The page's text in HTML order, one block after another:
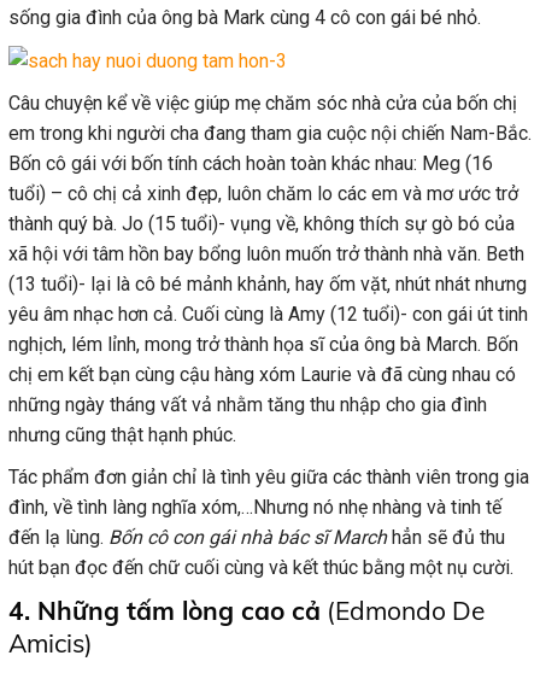
sống gia đình của ông bà Mark cùng 4 cô con gái bé nhỏ.
Câu chuyện kể về việc giúp mẹ chăm sóc nhà cửa của bốn chị
em trong khi người cha đang tham gia cuộc nội chiến Nam-Bắc.
Bốn cô gái với bốn tính cách hoàn toàn khác nhau: Meg (16
tuổi) – cô chị cả xinh đẹp, luôn chăm lo các em và mơ ước trở
thành quý bà. Jo (15 tuổi)- vụng về, không thích sự gò bó của
xã hội với tâm hồn bay bổng luôn muốn trở thành nhà văn. Beth
(13 tuổi)- lại là cô bé mảnh khảnh, hay ốm vặt, nhút nhát nhưng
yêu âm nhạc hơn cả. Cuối cùng là Amy (12 tuổi)- con gái út tinh
nghịch, lém lỉnh, mong trở thành họa sĩ của ông bà March. Bốn
chị em kết bạn cùng cậu hàng xóm Laurie và đã cùng nhau có
những ngày tháng vất vả nhằm tăng thu nhập cho gia đình
nhưng cũng thật hạnh phúc.
Tác phẩm đơn giản chỉ là tình yêu giữa các thành viên trong gia
đình, về tình làng nghĩa xóm,…Nhưng nó nhẹ nhàng và tinh tế
đến lạ lùng. Bốn cô con gái nhà bác sĩ Marchhẳn sẽ đủ thu
hút bạn đọc đến chữ cuối cùng và kết thúc bằng một nụ cười.
4. Những tấm lòng cao cả (Edmondo De
Amicis)